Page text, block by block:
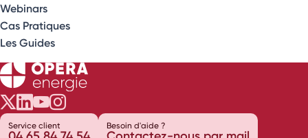
Webinars
Cas Pratiques
Les Guides
Opéra Énergie sur Twitter
Opéra Énergie sur LinkedIn
Opéra Énergie sur Youtube
Opéra Énergie sur Instagram
Service client Besoin d'aide ?